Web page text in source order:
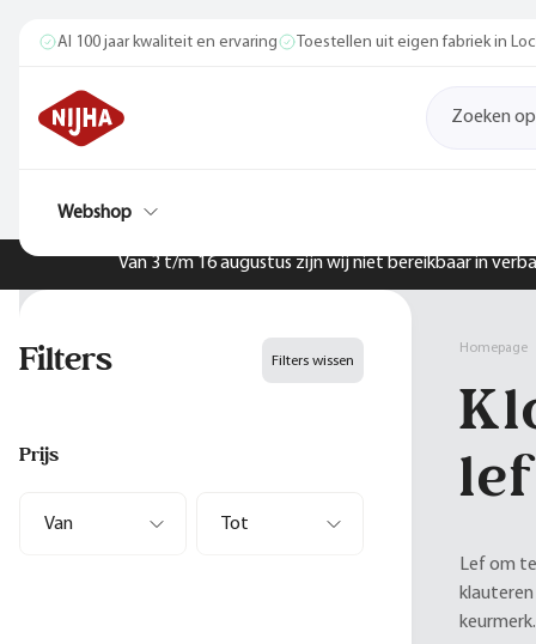
Van 3 t/m 16 augustus zijn wij niet bereikbaar in
Al 100 jaar kwaliteit en ervaring Toestellen uit eigen fabriek in
Webshop
Filters Filters wissen
Prijs
Homepage
Lef om
keurmerk.